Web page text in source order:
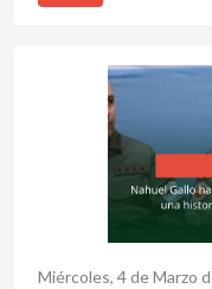
Miércoles, 4 de Marzo